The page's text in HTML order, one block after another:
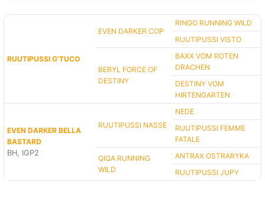
RUUTIPUSSI G'TUCO
EVEN DARKER COP
RINGO RUNNING WILD
RUUTIPUSSI VISTO
BERYL FORCE OF
DESTINY
BAXX VOM ROTEN
DRACHEN
DESTINY VOM
HIRTENGARTEN
EVEN DARKER BELLA
BASTARD
BH, IGP2
RUUTIPUSSI NASSE
NEDE
RUUTIPUSSI FEMME
FATALE
QIQA RUNNING
WILD
ANTRAX OSTRARYKA
RUUTIPUSSI JUPY